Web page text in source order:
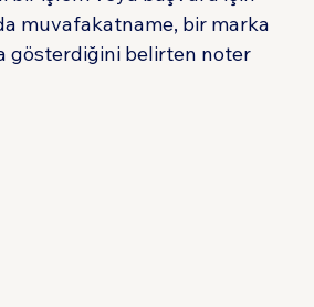
muvafakatname, bir marka
gösterdiğini belirten noter